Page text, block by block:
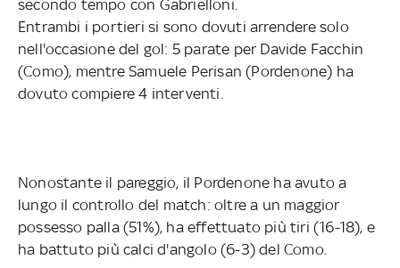
secondo tempo con Gabrielloni.
Entrambi i portieri si sono dovuti arrendere solo
nell'occasione del gol: 5 parate per Davide Facchin
(Como), mentre Samuele Perisan (Pordenone) ha
dovuto compiere 4 interventi.
Nonostante il pareggio, il Pordenone ha avuto a
lungo il controllo del match: oltre a un maggior
possesso palla (51%), ha effettuato più tiri (16-18), e
ha battuto più calci d'angolo (6-3) del Como.